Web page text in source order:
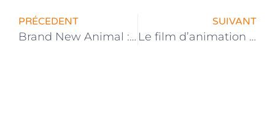
PRÉCEDENT
Brand New Animal : La date de sortie de l’anime annoncée !
SUIVANT
Le film d’animation Omoi, Omoware, Furi, Furare annoncé !